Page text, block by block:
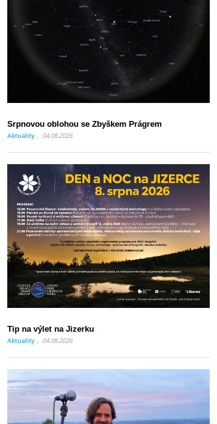
Srpnovou oblohou se Zbyškem Prágrem
Aktuality 04.08.2026
Tip na výlet na Jizerku
Aktuality 04.08.2026